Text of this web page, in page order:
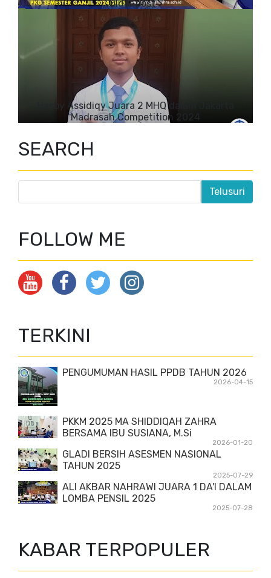
Hasby Assidiqy Juara 2 MHQ dalam Jakarta
Madrasah Competition 2024
SEARCH
FOLLOW ME
TERKINI
PENGUMUMAN HASIL PPDB TAHUN 2026
2026-04-15
PKKM 2025 MA SHIDDIQAH ZAHRA
BERSAMA IBU SUSIANA, M.Si
2026-01-20
GLADI BERSIH ASESMEN NASIONAL
TAHUN 2025
2025-07-29
ALI AKBAR NAHRAWI JUARA 1 DA'I DALAM
LOMBA PENSIL 2025
2025-07-28
KABAR TERPOPULER